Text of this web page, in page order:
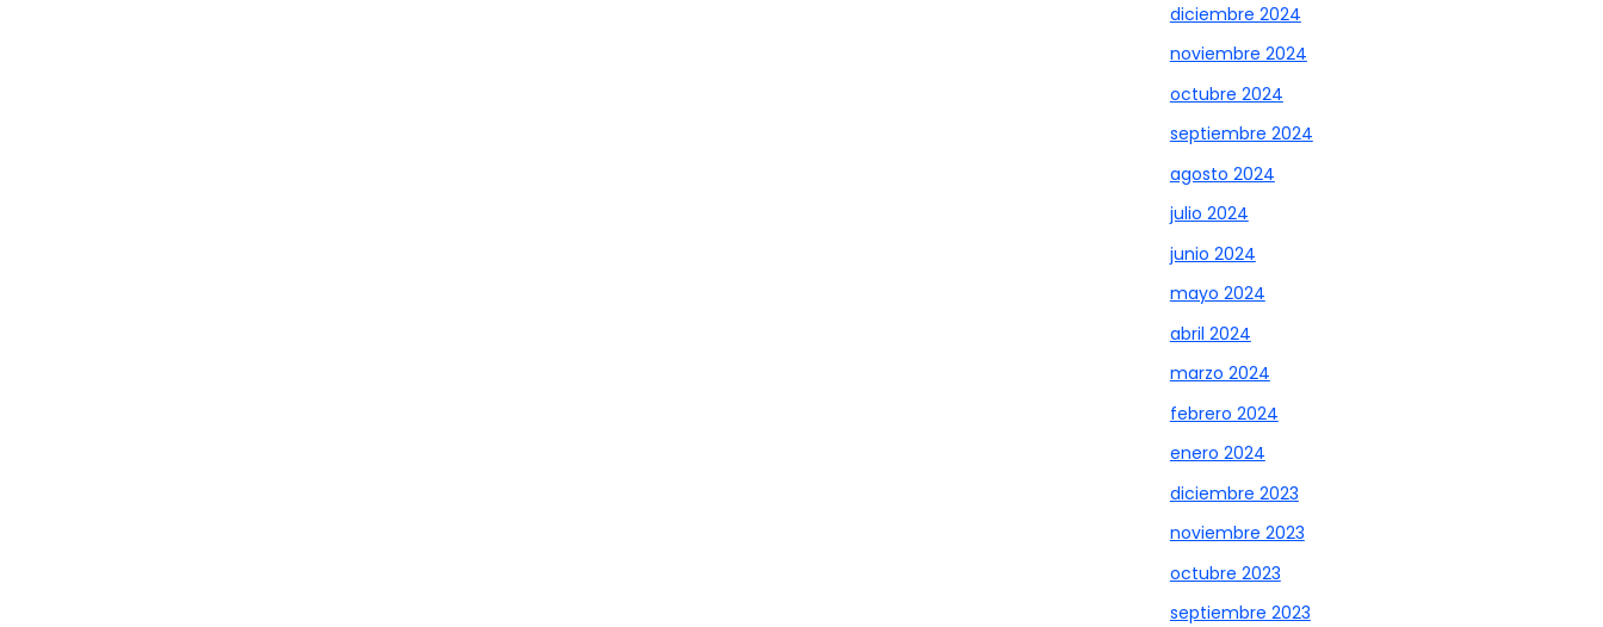
diciembre 2024
noviembre 2024
octubre 2024
septiembre 2024
agosto 2024
julio 2024
junio 2024
mayo 2024
abril 2024
marzo 2024
febrero 2024
enero 2024
diciembre 2023
noviembre 2023
octubre 2023
septiembre 2023